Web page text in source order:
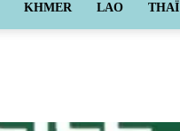
KHMER LAO THAÏ